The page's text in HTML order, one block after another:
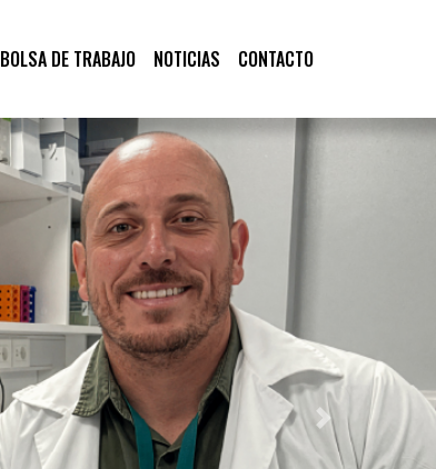
BOLSA DE TRABAJO NOTICIAS CONTACTO
Next